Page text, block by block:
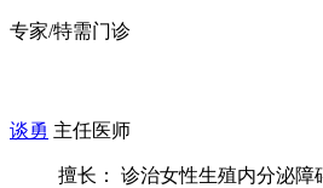
专家/特需门诊
谈勇 主任医师
擅长： 诊治女性生殖内分泌